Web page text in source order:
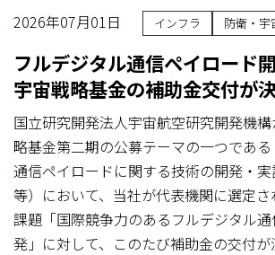
2026年07月01日 インフラ 防衛・宇
フルデジタル通信ペイロード開
宇宙戦略基金の補助金交付が
国立研究開発法人宇宙航空研究開発機
略基金第二期の公募テーマの一つであ
通信ペイロードに関する技術の開発・
等）において、当社が代表機関に選定
課題「国際競争力のあるフルデジタル
発」に対して、このたび補助金の交付